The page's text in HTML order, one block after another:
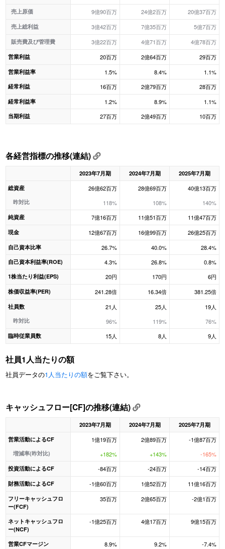
売上原価 9億90百万 24億2百万 20億37百万
売上総利益 3億42百万 7億35百万 5億7百万
販売費及び管理費 3億22百万 4億71百万 4億78百万
営業利益 20百万 2億64百万 29百万
営業利益率 1.5% 8.4% 1.1%
経常利益 16百万 2億79百万 28百万
経常利益率 1.2% 8.9% 1.1%
当期利益 27百万 2億49百万 10百万
各経営指標の推移(連結)
2023年7月期 2024年7月期
2025年7月期
総資産
昨対比
26億62百万
118%
28億69百万
108%
40億13百万
140%
純資産 7億16百万 11億51百万 11億47百万
現金 12億67百万 16億99百万 26億25百万
自己資本比率 26.7% 40.0% 28.4%
自己資本利益率(ROE) 4.3% 26.8% 0.8%
1株当たり利益(EPS) 20円 170円 6円
株価収益率(PER) 241.28倍 16.34倍 381.25倍
社員数
昨対比
21人
96%
25人
119%
19人
76%
臨時従業員数 15人 8人 9人
社員1人当たりの額
社員データの1人当たりの額をご覧下さい。
キャッシュフロー[CF]の推移(連結)
2023年7月期 2024年7月期
2025年7月期
営業活動によるCF
増減率(昨対比)
1億19百万
+182%
2億89百万
+143%
-1億87百万
-165%
投資活動によるCF -84百万 -24百万 -14百万
財務活動によるCF -1億60百万 1億52百万 11億16百万
フリーキャッシュフロ
ー(FCF)
35百万 2億65百万 -2億1百万
ネットキャッシュフロ
ー(NCF)
-1億25百万 4億17百万 9億15百万
営業CFマージン 8.9% 9.2% -7.4%